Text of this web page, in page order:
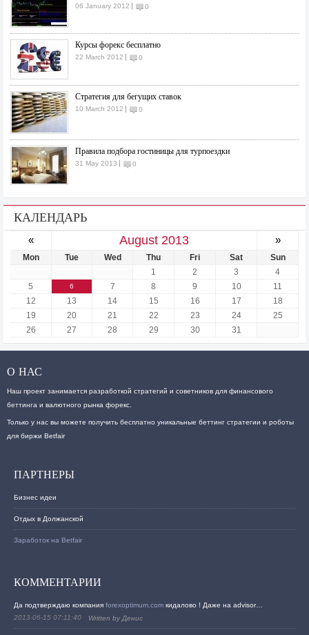
06 January 2012 0
Курсы форекс бесплатно
22 March 2012 0
Стратегия для бегущих ставок
10 March 2012 0
Правила подбора гостиницы для турпоездки
31 May 2013 0
КАЛЕНДАРЬ
« August 2013 »
Mon Tue Wed Thu Fri Sat
Sun
1
2 3
4
5
6 7 8 9 10
11
12
13 14 15 16 17
18
19
20 21 22 23 24
25
26
27 28 29 30 31
О НАС
Наш проект занимается разработкой стратегий и советников для финансового
беттинга и валютного рынка форекс.
Только у нас вы можете получить бесплатно уникальные беттинг стратегии и роботы
для биржи Betfair
ПАРТНЕРЫ
Бизнес идеи
Отдых в Должанской
Заработок на Betfair
КОММЕНТАРИИ
Да подтверждаю компания forexoptimum.com кидалово ! Даже на advisor…
Written by Денис
2013-06-15 07:11:40